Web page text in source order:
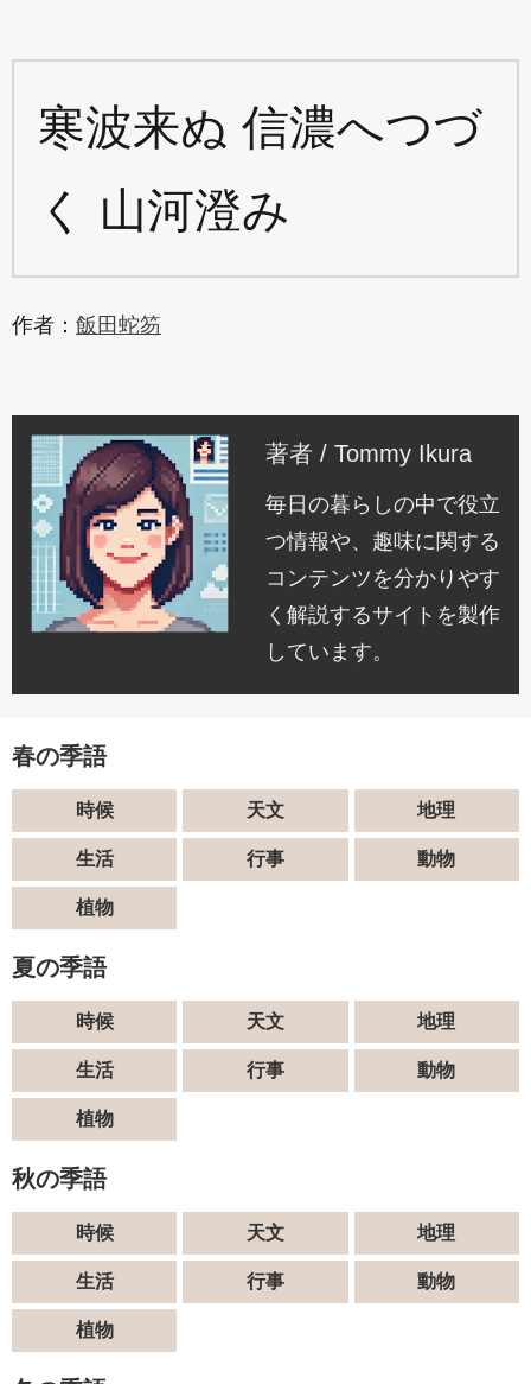
寒波来ぬ 信濃へつづ
く 山河澄み
作者： 飯田蛇笏
著者 / Tommy Ikura
毎日の暮らしの中で役立
つ情報や、趣味に関する
コンテンツを分かりやす
く解説するサイトを製作
しています。
春の季語
時候 天文 地理
生活 行事 動物
植物
夏の季語
時候 天文 地理
生活 行事 動物
植物
秋の季語
時候 天文 地理
生活 行事 動物
植物